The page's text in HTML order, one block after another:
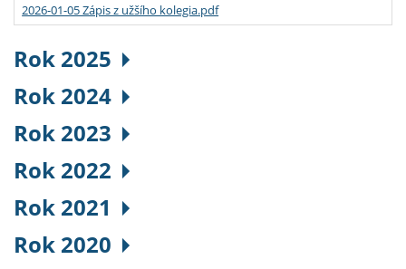
2026-01-05 Zápis z užšího kolegia.pdf
Rok 2025
Rok 2024
Rok 2023
Rok 2022
Rok 2021
Rok 2020